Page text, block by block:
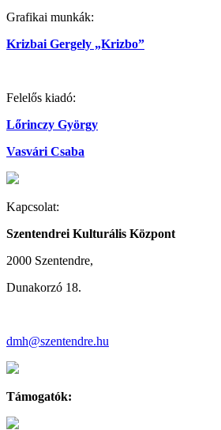
Grafikai munkák:
Krizbai Gergely „Krizbo”
Felelős kiadó:
Lőrinczy György
Vasvári Csaba
Kapcsolat:
Szentendrei Kulturális Központ
2000 Szentendre,
Dunakorzó 18.
dmh@szentendre.hu
Támogatók: